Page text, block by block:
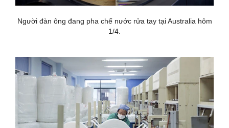
Người đàn ông đang pha chế nước rửa tay tại Australia hôm
1/4.